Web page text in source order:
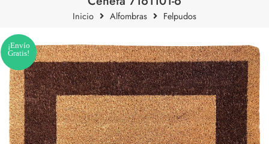
Inicio Alfombras Felpudos
¡Envío
Gratis!